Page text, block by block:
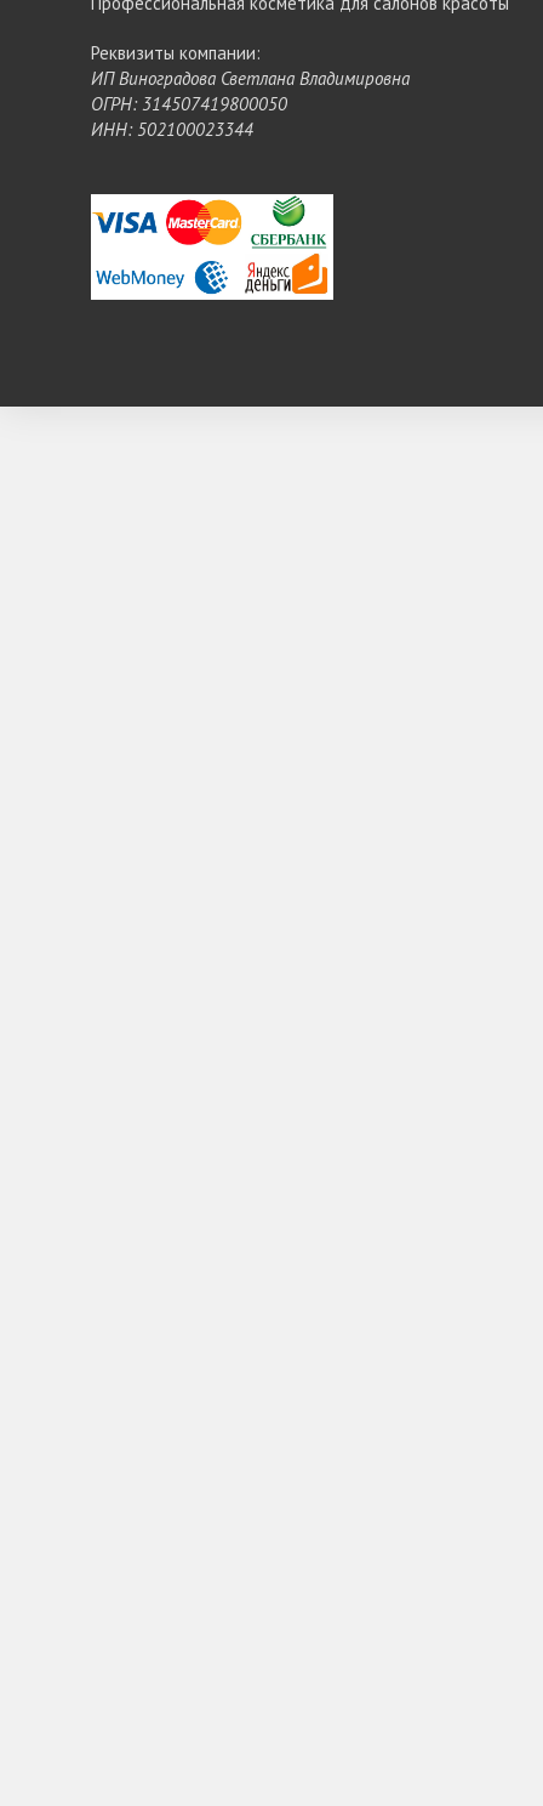
Реквизиты компании:
ИП Виноградова Светлана Владимировна
ОГРН: 314507419800050
ИНН: 502100023344